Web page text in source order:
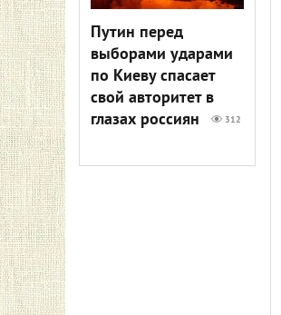
Путин перед
выборами ударами
по Киеву спасает
свой авторитет в
глазах россиян
312